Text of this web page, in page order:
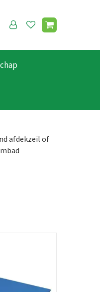
afdekzeil of